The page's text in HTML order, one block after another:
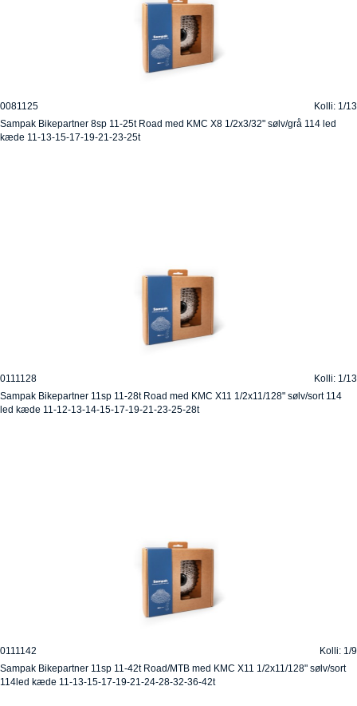
0081125
Kolli: 1/13
Sampak Bikepartner 8sp 11-25t Road med KMC X8 1/2x3/32" sølv/grå 114 led
kæde 11-13-15-17-19-21-23-25t
0111128
Kolli: 1/13
Sampak Bikepartner 11sp 11-28t Road med KMC X11 1/2x11/128" sølv/sort 114
led kæde 11-12-13-14-15-17-19-21-23-25-28t
0111142
Kolli: 1/9
Sampak Bikepartner 11sp 11-42t Road/MTB med KMC X11 1/2x11/128" sølv/sort
114led kæde 11-13-15-17-19-21-24-28-32-36-42t